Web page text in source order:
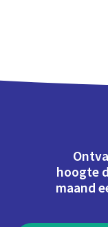
hoogte
maand